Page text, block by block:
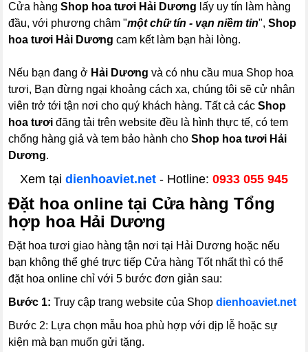
Cửa hàngShop hoa tươi Hải Dương lấy uy tín làm hàng
đầu, với phương châm "một chữ tín - vạn niềm tin",Shop
hoa tươi Hải Dương cam kết làm bạn hài lòng.
Nếu bạn đang ở Hải Dương và có nhu cầu mua Shop hoa
tươi, Bạn đừng ngại khoảng cách xa, chúng tôi sẽ cử nhân
viên trở tới tận nơi cho quý khách hàng. Tất cả cácShop
hoa tươi đăng tải trên website đều là hình thực tế, có tem
chống hàng giả và tem bảo hành choShop hoa tươi Hải
Dương.
Xem tại dienhoaviet.net - Hotline: 0933 055 945
Đặt hoa online tại Cửa hàng Tổng
hợp hoa Hải Dương
Đặt hoa tươi giao hàng tận nơi tại Hải Dương hoặc nếu
bạn không thể ghé trực tiếp Cửa hàng Tốt nhất thì có thể
đặt hoa online chỉ với 5 bước đơn giản sau:
Bước 1:Truy cập trang website của Shop dienhoaviet.net
Bước 2: Lựa chọn mẫu hoa phù hợp với dịp lễ hoặc sự
kiện mà bạn muốn gửi tặng.